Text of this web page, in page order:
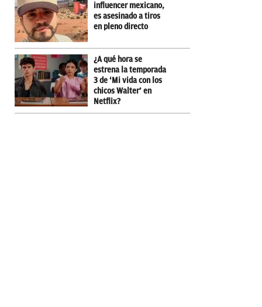
influencer mexicano,
es asesinado a tiros
en pleno directo
¿A qué hora se
estrena la temporada
3 de ‘Mi vida con los
chicos Walter’ en
Netflix?